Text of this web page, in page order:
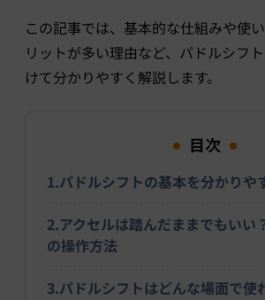
この記事では、基本的な仕組みや使
リットが多い理由など、パドルシフ
けて分かりやすく解説します。
目次
1.パドルシフトの基本を分かりや
2.アクセルは踏んだままでもいい
の操作方法
3.パドルシフトはどんな場面で使